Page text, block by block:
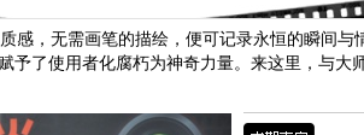
感，无需画笔的描绘，便可记录永恒的瞬间与
予了使用者化腐朽为神奇力量。来这里，与大